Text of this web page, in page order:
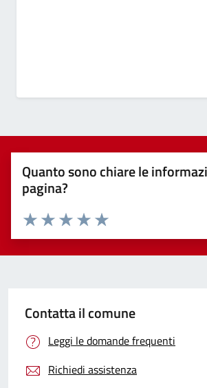
Quanto sono chiare le
pagina?
Valuta 5 stelle su 5
Valuta 4 stelle su 5
Valuta 3 stelle su 5
Valuta 2 stelle su 5
Valuta 1 stelle su 5
Contatta il comune
Leggi le domande frequenti
Richiedi assistenza